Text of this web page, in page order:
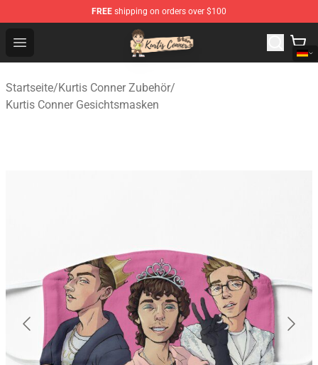
FREE shipping on orders over $100
Open menu
Kurtis Conner Store - Official Kurtis Conner Merchandise
Startseite/Kurtis Conner Zubehör/
Kurtis Conner Gesichtsmasken